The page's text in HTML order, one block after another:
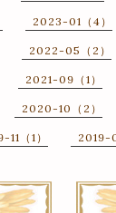
2023-01（4）
2022-05（2）
2021-09（1）
2020-10（2）
11（1） 2019-